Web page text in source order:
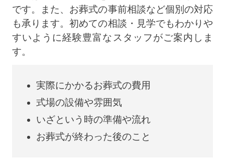
です。また、お葬式の事前相談など個別の対応
も承ります。初めての相談・見学でもわかりや
すいように経験豊富なスタッフがご案内しま
す。
実際にかかるお葬式の費用
式場の設備や雰囲気
いざという時の準備や流れ
お葬式が終わった後のこと